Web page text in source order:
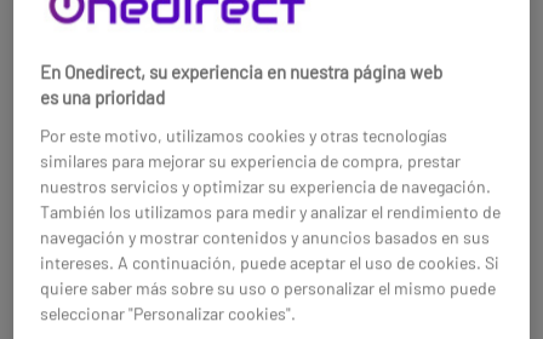
individual de base. Permite
en el dispositivo o por
separado, sin necesidad de
para entornos profesionales
que requieren eficiencia y
disponibilidad constante de
comunicación.
87,95 € -6%
Ref: MOCLRCH
Compra ahora
En Onedirect, su experiencia en nuestra página web
es una prioridad
Por este motivo, utilizamos cookies y otras tecnologías
similares para mejorar su experiencia de compra, prestar
nuestros servicios y optimizar su experiencia de navegación.
También los utilizamos para medir y analizar el rendimiento de
navegación y mostrar contenidos y anuncios basados en sus
intereses. A continuación, puede aceptar el uso de cookies. Si
quiere saber más sobre su uso o personalizar el mismo puede
seleccionar "Personalizar cookies".